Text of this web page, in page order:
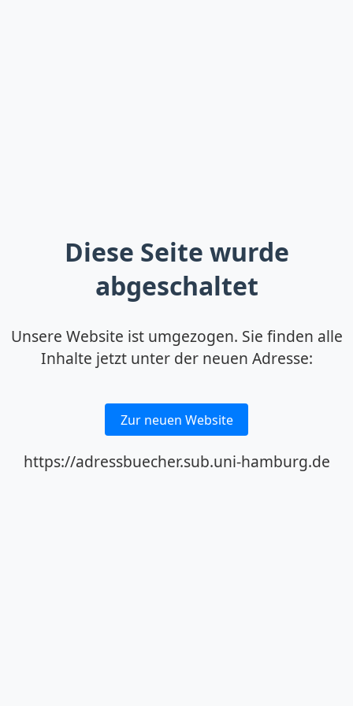
Diese Seite wurde
abgeschaltet
Unsere Website ist umgezogen. Sie finden alle
Inhalte jetzt unter der neuen Adresse:
Zur neuen Website
https://adressbuecher.sub.uni-hamburg.de